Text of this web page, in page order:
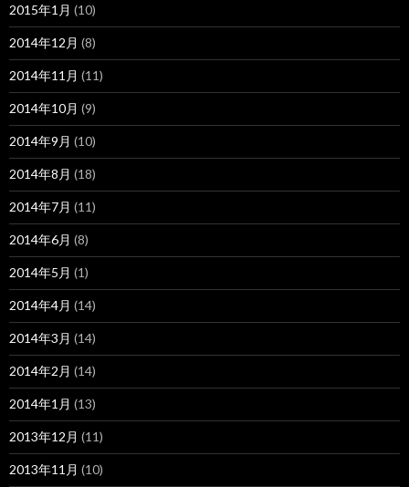
2015年1月 (10)
2014年12月 (8)
2014年11月 (11)
2014年10月 (9)
2014年9月 (10)
2014年8月 (18)
2014年7月 (11)
2014年6月 (8)
2014年5月 (1)
2014年4月 (14)
2014年3月 (14)
2014年2月 (14)
2014年1月 (13)
2013年12月 (11)
2013年11月 (10)